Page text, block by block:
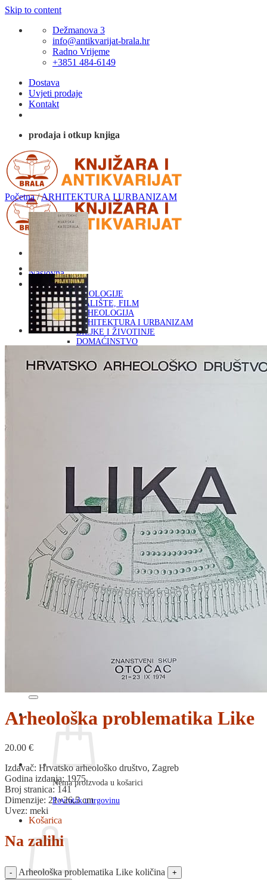
Skip to content
Dežmanova 3
info@antikvarijat-brala.hr
Radno Vrijeme
+3851 484-6149
Dostava
Uvjeti prodaje
Kontakt
prodaja i otkup knjiga
Naslovna
KNJIGE
OD ARHEOLOGIJE
DO KAZALIŠTE, FILM
ARHEOLOGIJA
ARHITEKTURA I URBANIZAM
BILJKE I ŽIVOTINJE
DOMAĆINSTVO
ETNOLOGIJA
FILOZOFIJA, SOCIOLOGIJA, ANTROPOLOGIJA
POVIJEST I PUBLICISTIKA
PRIRODNE ZNANOSTI
PSIHOLOGIJA, POPULARNA PSIHOLOGIJA,
ALTERNATIVA
RAZNO
RELIGIJA
OD RJEČNIKA
DO ZEMLJOVIDA
RJEČNICI, GRAMATIKE, PRAVOPISI…
SPORT
STRIPOVI
TEHNIČKE ZNANOSTI
TEORIJA I POVIJEST KNJIŽEVNOSTI
VEDUTE
ZAGREB
ZEMLJOVIDI
Nema proizvoda u košarici
Povratak u trgovinu
Košarica
Početna /ARHITEKTURA I URBANIZAM
Arheološka problematika Like
20.00 €
Izdavač: Hrvatsko arheološko društvo, Zagreb
Godina izdanja: 1975.
Broj stranica: 141
Dimenzije: 21×26,5 cm
Uvez: meki
Na zalihi
Arheološka problematika Like količina